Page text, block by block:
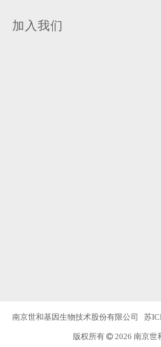
加入我们
南京世和基因生物技术股份有限公司 苏
版权所有  2026 南京世